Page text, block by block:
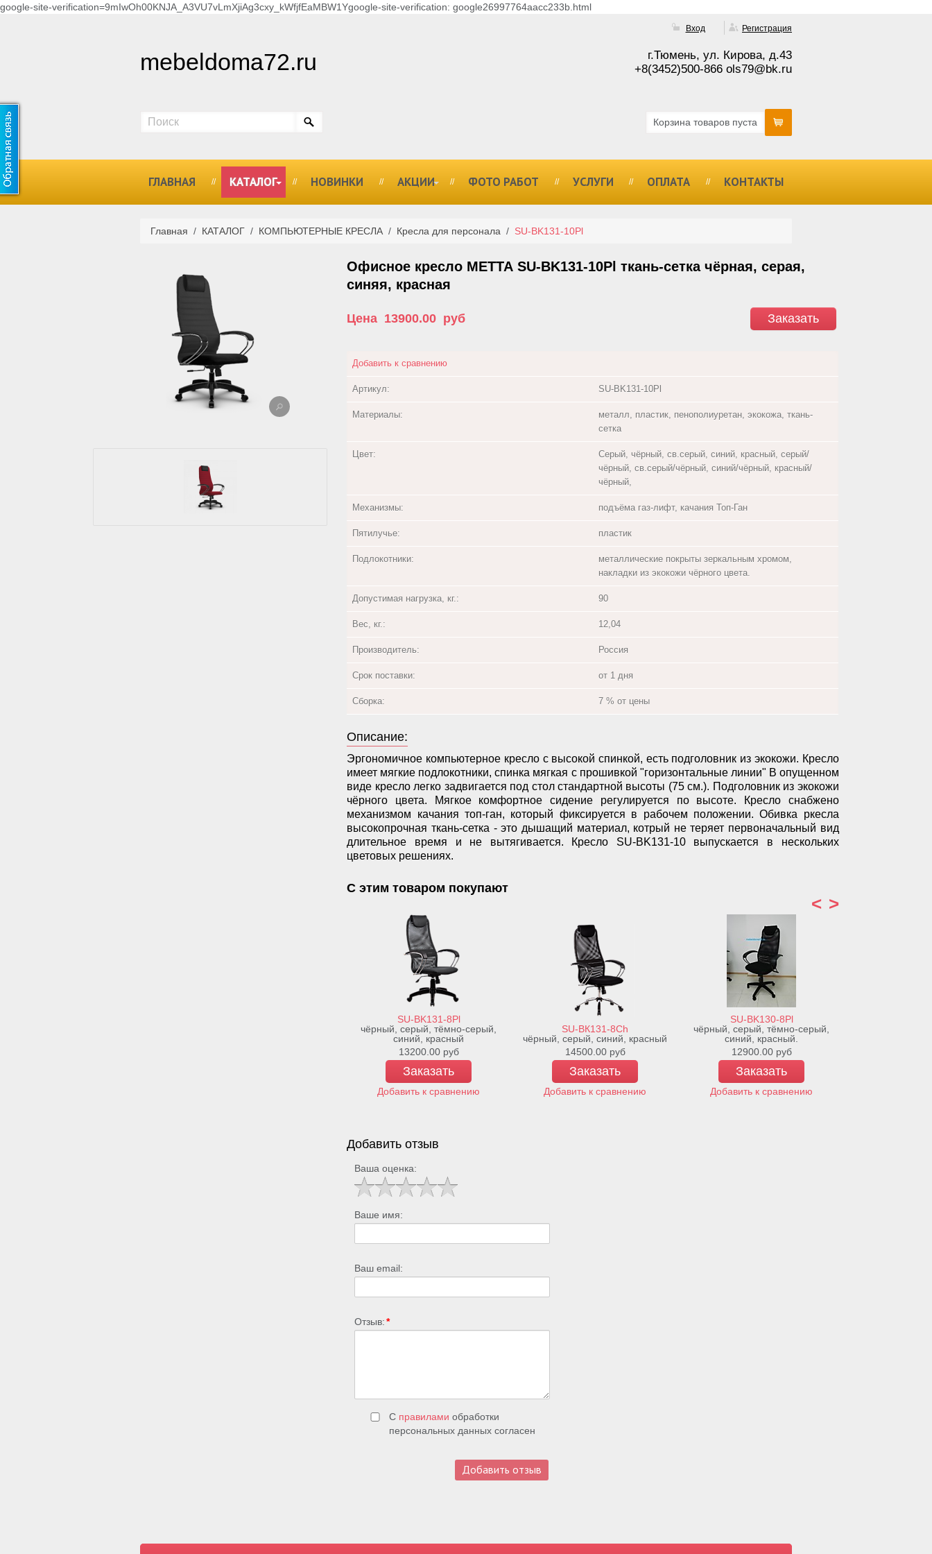
google-site-verification=9mIwOh00KNJA_A3VU7vLmXjiAg3cxy_kWfjfEaMBW1Ygoogle-site-verification: google26997764aacc233b.html
mebeldoma72.ru
г.Тюмень, ул. Кирова, д.43
+8(3452)500-866 ols79@bk.ru
Вход Регистрация
Корзина товаров пуста
ГЛАВНАЯ КАТАЛОГ НОВИНКИ АКЦИИ ФОТО РАБОТ УСЛУГИ ОПЛАТА КОНТАКТЫ
Главная / КАТАЛОГ / КОМПЬЮТЕРНЫЕ КРЕСЛА / Кресла для персонала / SU-BK131-10Pl
Офисное кресло МЕТТА SU-BK131-10Pl ткань-сетка чёрная, серая,
синяя, красная
Заказать
Цена 13900.00 руб
Добавить к сравнению
Артикул: SU-BK131-10Pl
Материалы:
металл, пластик, пенополиуретан, экокожа, ткань-
сетка
Цвет:
Серый, чёрный, св.серый, синий, красный, серый/
чёрный, св.серый/чёрный, синий/чёрный, красный/
чёрный,
Механизмы: подъёма газ-лифт, качания Топ-Ган
Пятилучье: пластик
Подлокотники:
металлические покрыты зеркальным хромом,
накладки из экокожи чёрного цвета.
Допустимая нагрузка, кг.: 90
Вес, кг.: 12,04
Производитель: Россия
Срок поставки: от 1 дня
Сборка: 7 % от цены
Описание:
Эргономичное компьютерное кресло с высокой спинкой, есть подголовник из экокожи. Кресло
имеет мягкие подлокотники, спинка мягкая с прошивкой "горизонтальные линии" В опущенном
виде кресло легко задвигается под стол стандартной высоты (75 см.). Подголовник из экокожи
чёрного цвета. Мягкое комфортное сидение регулируется по высоте. Кресло снабжено
механизмом качания топ-ган, который фиксируется в рабочем положении. Обивка ркесла
высокопрочная ткань-сетка - это дышащий материал, котрый не теряет первоначальный вид
длительное время и не вытягивается. Кресло SU-BK131-10 выпускается в нескольких
цветовых решениях.
С этим товаром покупают
< >
SU-BK131-8Pl
чёрный, серый, тёмно-серый,
синий, красный
13200.00 руб
Заказать
Добавить к сравнению
SU-ВК131-8Ch
чёрный, серый, синий, красный
14500.00 руб
Заказать
Добавить к сравнению
SU-ВK130-8Pl
чёрный, серый, тёмно-серый,
синий, красный.
12900.00 руб
Заказать
Добавить к сравнению
Добавить отзыв
Ваша оценка:
Ваше имя:
Ваш email:
Отзыв:*
С правилами обработки
персональных данных согласен